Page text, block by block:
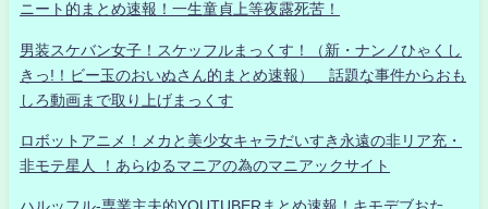
ニート的まとめ速報！一生童貞上等夜露死苦！
男装スケバン女子！スケッフルまっくす！（新・ナンノひゃくし
きっ!！ビー玉のおいぬさん的まとめ速報） 話題な事件からおも
しろ動画まで取り上げまっくす
ロボットアニメ！メカと美少女キャラだいすき永遠の非リア充・
非モテ星人 ！あらゆるマニアの為のマニアックサイト